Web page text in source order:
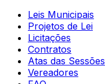
Leis Municipais
Projetos de Lei
Licitações
Contratos
Atas das Sessões
Vereadores